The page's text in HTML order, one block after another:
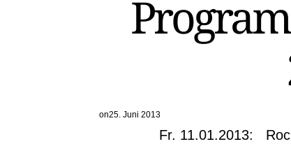
on25. Juni 2013
Fr. 11.01.2013: